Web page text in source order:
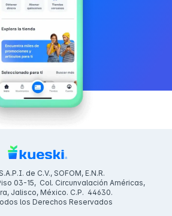
de C.V., SOFOM, E.N.R.
03-15, Col. Circunvalación Américas,
Jalisco, México. C.P. 44630.
los Derechos Reservados